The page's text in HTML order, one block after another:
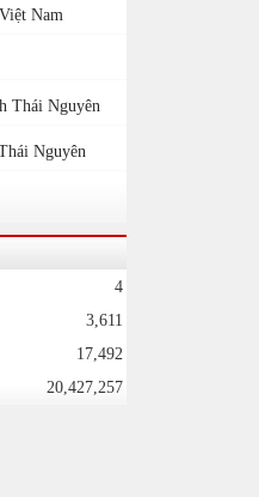
Nam
Thái Nguyên
Nguyên
4
3,611
17,492
20,427,257